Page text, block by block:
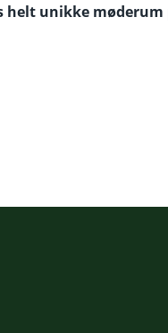
helt unikke møderum